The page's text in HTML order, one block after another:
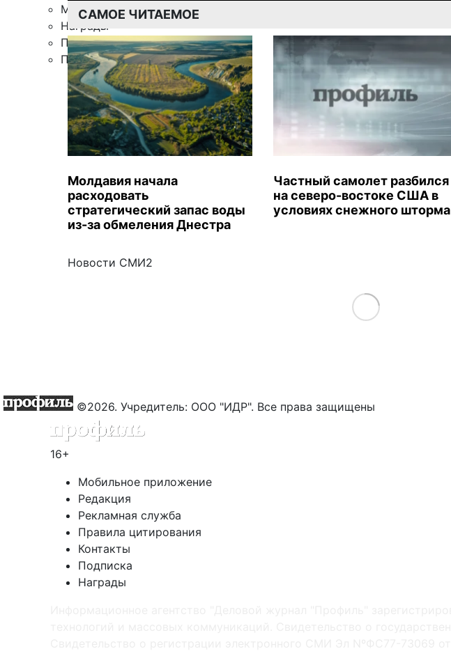
Мобильное приложение
Награды
Правила цитирования
Подписка
САМОЕ ЧИТАЕМОЕ
Молдавия начала
расходовать
стратегический запас воды
из-за обмеления Днестра
Частный самолет разбился
на северо-востоке США в
условиях снежного шторма
Новости СМИ2
Load More
©2026. Учредитель: ООО "ИДР". Все права защищены
16+
Мобильное приложение
Редакция
Рекламная служба
Правила цитирования
Контакты
Подписка
Награды